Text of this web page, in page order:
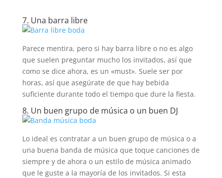
7. Una barra libre
Parece mentira, pero si hay barra libre o no es algo
que suelen preguntar mucho los invitados, así que
como se dice ahora, es un «must». Suele ser por
horas, así que asegúrate de que hay bebida
suficiente durante todo el tiempo que dure la fiesta.
8. Un buen grupo de música o un buen DJ
Lo ideal es contratar a un buen grupo de música o a
una buena banda de música que toque canciones de
siempre y de ahora o un estilo de música animado
que le guste a la mayoría de los invitados. Si esta